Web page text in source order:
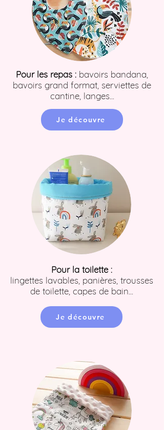
Pour les repas : bavoirs bandana,
bavoirs grand format, serviettes de
cantine, langes...
Je découvre
Pour la toilette :
lingettes lavables, panières, trousses
de toilette, capes de bain...
Je découvre